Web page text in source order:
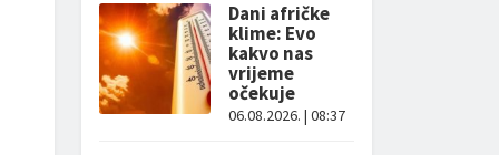
Dani afričke
klime: Evo
kakvo nas
vrijeme
očekuje
06.08.2026. | 08:37